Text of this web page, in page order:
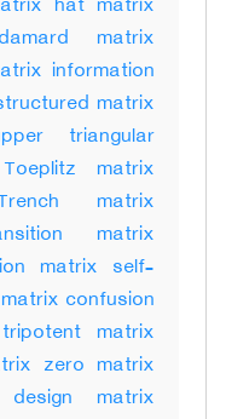
matrix
information
matrix
triangular
matrix
matrix
matrix
matrix self-
confusion
matrix
zero matrix
matrix